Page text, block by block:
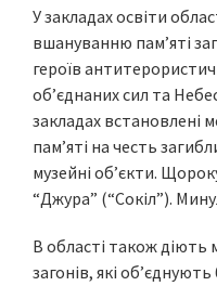
У закладах освіти
вшануванню пам’яті
героїв
об’єднаних сил та
закладах встановлені
пам’яті на честь
музейні об’єкти.
“Джура” (“Сокіл”).
В області також
загонів, які